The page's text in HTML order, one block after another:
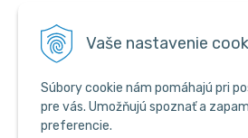
Vaše nastavenie
Súbory cookie nám pomáhajú pri
pre vás. Umožňujú spoznať a
preferencie.